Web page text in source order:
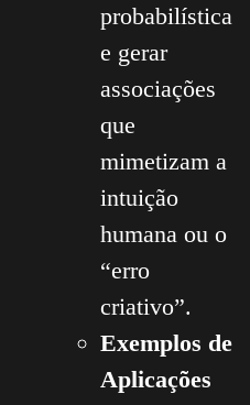
probabilística
e gerar
associações
que
mimetizam a
intuição
humana ou o
“erro
criativo”.
Exemplos de
Aplicações